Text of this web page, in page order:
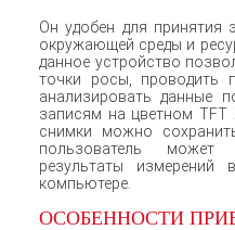
Он удобен для принятия
окружающей среды и
данное устройство
точки росы, проводить
анализировать данные
записям на цветном TFT
снимки можно
пользователь может
результаты
компьютере.
ОСОБЕННОСТИ